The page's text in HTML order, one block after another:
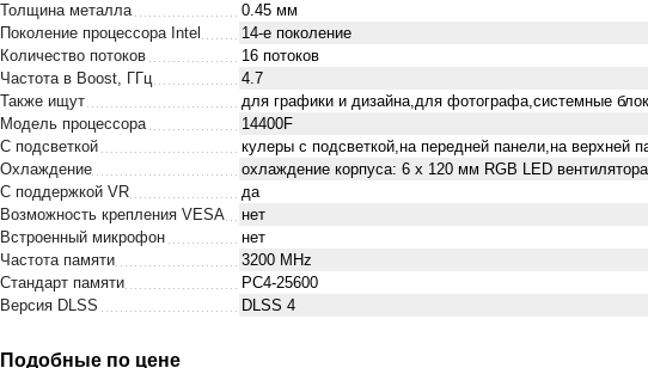
Толщина металла
0.45 мм
Поколение процессора Intel
14-е поколение
Количество потоков
16 потоков
Частота в Boost, ГГц
4.7
Также ищут
для графики и дизайна,для фотографа,системные
Модель процессора
14400F
С подсветкой
кулеры с подсветкой,на передней панели,на верхней
Охлаждение
охлаждение корпуса: 6 x 120 мм RGB LED
С поддержкой VR
да
Возможность крепления VESA
нет
Встроенный микрофон
нет
Частота памяти
3200 MHz
Стандарт памяти
PC4-25600
Версия DLSS
DLSS 4
Подобные по цене